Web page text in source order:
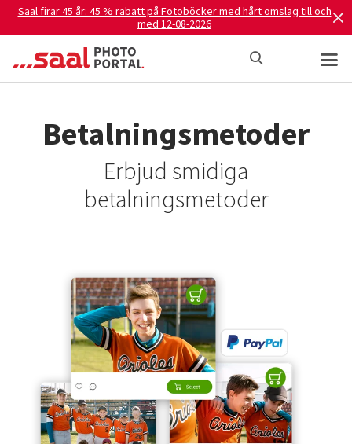
Saal firar 45 år: 45 % rabatt på Fotoböcker med hårt omslag till och
med 12-08-2026
Betalningsmetoder
Erbjud smidiga
betalningsmetoder